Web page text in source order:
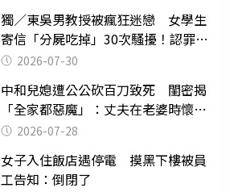
獨／東吳男教授被瘋狂迷戀 女學生
寄信「分屍吃掉」30次騷擾！認罪免
關 2026-07-30
中和兒媳遭公公砍百刀致死 閨密揭
「全家都惡魔」：丈夫在老婆時懷孕
摔東西
2026-07-28
女子入住飯店遇停電 摸黑下樓被員
工告知：倒閉了